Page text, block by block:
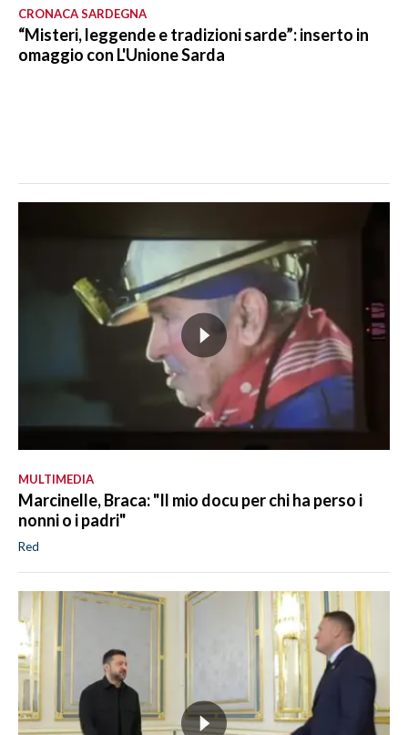
CRONACA SARDEGNA
“Misteri, leggende e tradizioni sarde”: inserto in
omaggio con L'Unione Sarda
MULTIMEDIA
Marcinelle, Braca: "Il mio docu per chi ha perso i
nonni o i padri"
Red